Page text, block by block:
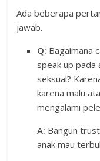
Ada beberapa
jawab.
Q: Bagaimana
speak up pada
seksual?
karena malu
mengalami
A: Bangun
anak mau